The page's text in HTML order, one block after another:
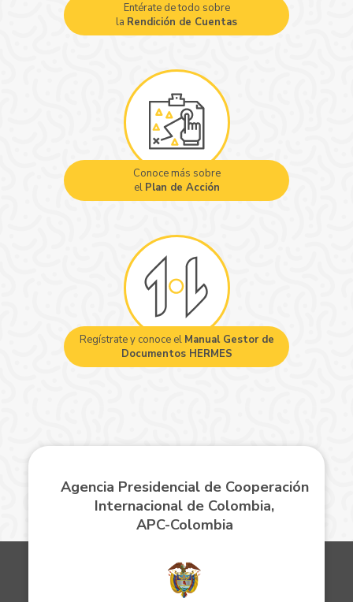
climática
Entérate de todo sobre
la Rendición de Cuentas
Conoce más sobre
el Plan de Acción
Regístrate y conoce el Manual Gestor de
Documentos HERMES
Agencia Presidencial de Cooperación
Internacional de Colombia,
APC-Colombia